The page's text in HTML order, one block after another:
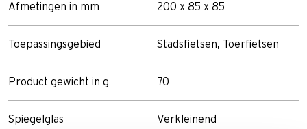
Afmetingen in mm 200 x 85 x 85
Toepassingsgebied Stadsfietsen, Toerfietsen
Product gewicht in g 70
Spiegelglas Verkleinend